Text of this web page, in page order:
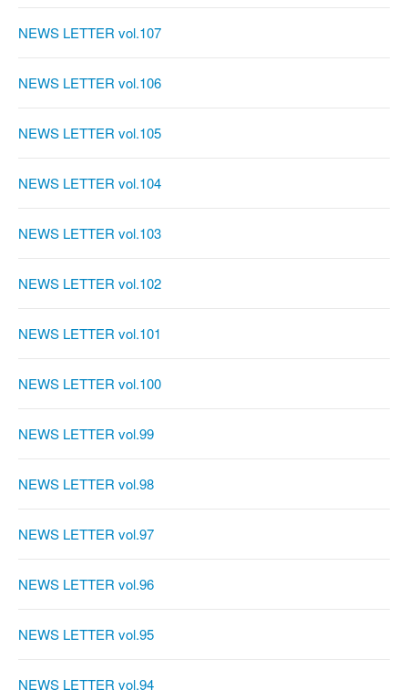
NEWS LETTER vol.107
NEWS LETTER vol.106
NEWS LETTER vol.105
NEWS LETTER vol.104
NEWS LETTER vol.103
NEWS LETTER vol.102
NEWS LETTER vol.101
NEWS LETTER vol.100
NEWS LETTER vol.99
NEWS LETTER vol.98
NEWS LETTER vol.97
NEWS LETTER vol.96
NEWS LETTER vol.95
NEWS LETTER vol.94